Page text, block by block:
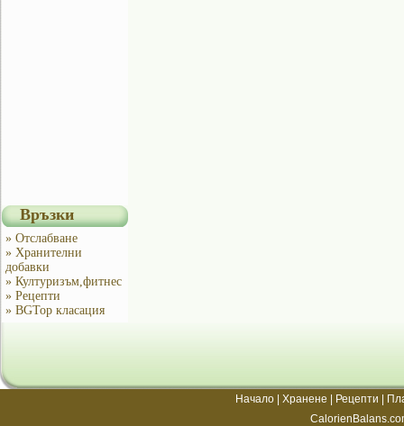
Връзки
» Отслабване
» Хранителни
добавки
» Културизъм,фитнес
» Рецепти
» BGTop класация
Начало| Хранене Рецепти